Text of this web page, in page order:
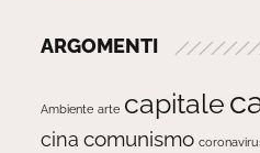
ARGOMENTI
Ambiente arte capitale
cina comunismo